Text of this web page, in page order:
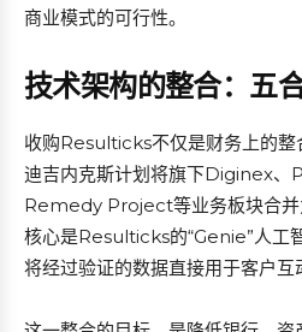
商业模式的可行性。
技术架构的整合：五
收购Resulticks不仅是财务上的整
迪吉内克斯计划将旗下Diginex
Remedy Project等业务板块合并
核心是Resulticks的“Genie”人工
将经过验证的数据直接用于客户互